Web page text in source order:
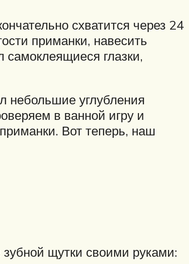
схватится через 24
приманки, навесить
глазки,
небольшие углубления
в ванной игру и
Вот теперь, наш
щутки своими руками: